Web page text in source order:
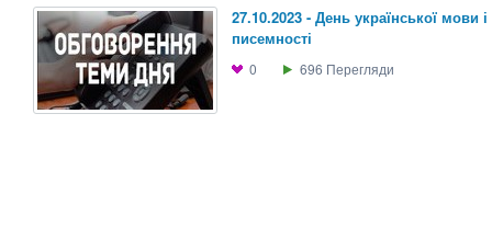
27.10.2023 - День української мови і
писемності
0 696 Перегляди